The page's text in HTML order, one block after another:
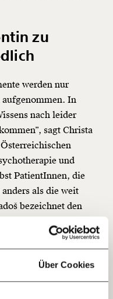
Über Cookies
sie für alle
sind für alle frei im
Und das wird auch
Fortschritt und
0007 6017
- Verein für
zu
werden nur
In
nach leider
sagt Christa
und
PatientInnen, die
als die weit
bezeichnet den
Dass
am Markt sind und